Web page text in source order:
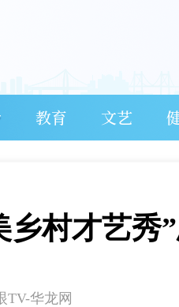
教育 文艺
乡村才艺秀
TV-华龙网